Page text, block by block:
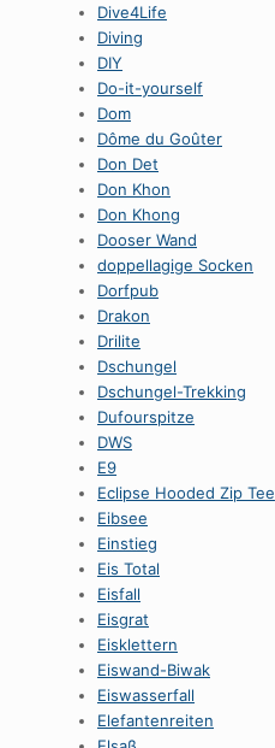
Dive4Life
Diving
DIY
Do-it-yourself
Dom
Dôme du Goûter
Don Det
Don Khon
Don Khong
Dooser Wand
doppellagige Socken
Dorfpub
Drakon
Drilite
Dschungel
Dschungel-Trekking
Dufourspitze
DWS
E9
Eclipse Hooded Zip Tee
Eibsee
Einstieg
Eis Total
Eisfall
Eisgrat
Eisklettern
Eiswand-Biwak
Eiswasserfall
Elefantenreiten